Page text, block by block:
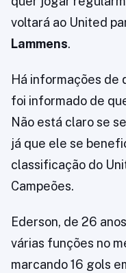
voltará ao United
Lammens.
Há informações de
foi informado de
Não está claro se
já que ele se
classificação do
Campeões.
Ederson, de 26
várias funções no
marcando 16 gols